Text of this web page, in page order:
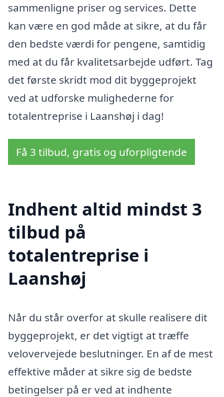
sammenligne priser og services. Dette
kan være en god måde at sikre, at du får
den bedste værdi for pengene, samtidig
med at du får kvalitetsarbejde udført. Tag
det første skridt mod dit byggeprojekt
ved at udforske mulighederne for
totalentreprise i Laanshøj i dag!
Få 3 tilbud, gratis og uforpligtende
Indhent altid mindst 3
tilbud på
totalentreprise i
Laanshøj
Når du står overfor at skulle realisere dit
byggeprojekt, er det vigtigt at træffe
velovervejede beslutninger. En af de mest
effektive måder at sikre sig de bedste
betingelser på er ved at indhente